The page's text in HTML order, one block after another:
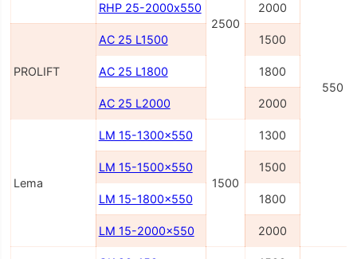
2500
550
RHP 25-2000х550 2000
PROLIFT
AC 25 L1500 1500
AC 25 L1800 1800
AC 25 L2000 2000
Lema
LM 15-1300x550
1500
1300
LM 15-1500x550 1500
LM 15-1800x550 1800
LM 15-2000x550 2000